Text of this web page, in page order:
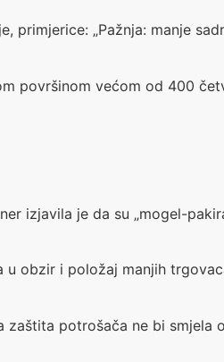
„Pažnja: manje
površinom većom od 400
izjavila je da su „mogel-
obzir i položaj manjih
potrošača ne bi